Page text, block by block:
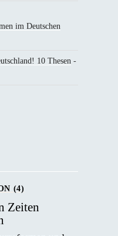
im Deutschen
10 Thesen -
(4)
Zeiten